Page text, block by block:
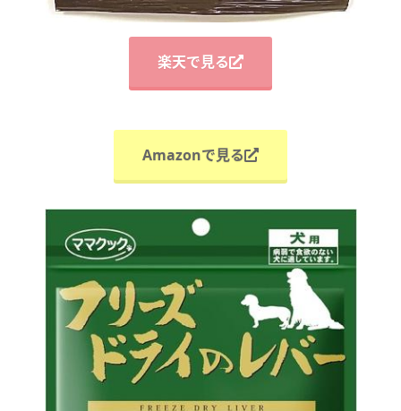
楽天で見る
Amazonで見る